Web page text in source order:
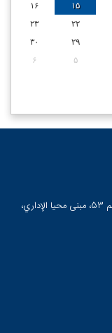
۱۵
۱۶
۲۲
۲۳
۲۹
۳۰
۵ ۶
طهران، شارع شهيد مطهري، بعد تقاطع سهروردي، رقم 53، مبنى محيا الإداري،